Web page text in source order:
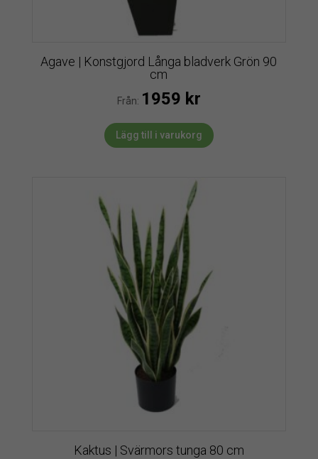
Agave | Konstgjord Långa bladverk Grön 90
cm
Från: 1959 kr
Lägg till i varukorg
Kaktus | Svärmors tunga 80 cm